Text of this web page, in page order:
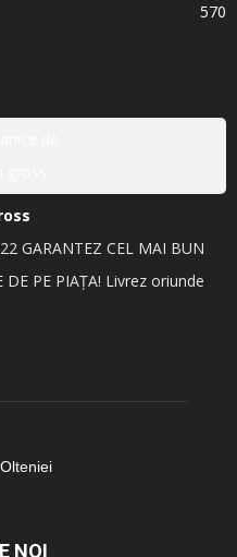
570
GARANTEZ CEL MAI BUN
DE PE PIAȚA! Livrez oriunde
NOI